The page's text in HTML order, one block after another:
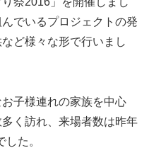
でいるプロジェクトの発
ど様々な形で行いまし
子様連れの家族を中心
く訪れ、来場者数は昨年
た。